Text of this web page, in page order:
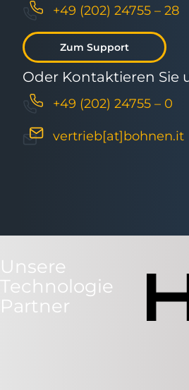
+49 (202) 24755 – 28
Zum Support
Oder Kontaktieren Sie
+49 (202) 24755 – 0
vertrieb[at]bohnen.it
Unsere
Technologie
Partner